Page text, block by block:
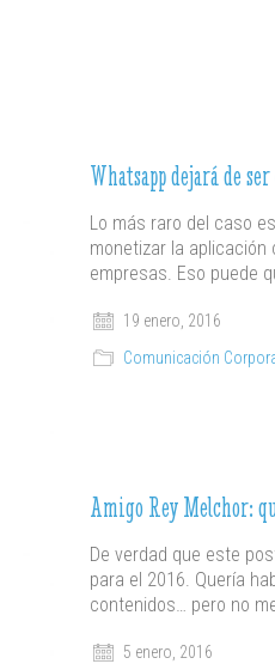
Whatsapp dejará de ser
Lo más raro del caso
monetizar la
empresas. Eso puede
19 enero, 2016
Comunicación
Amigo Rey Melchor:
De verdad que este
para el 2016. Quería
contenidos… pero no
5 enero, 2016